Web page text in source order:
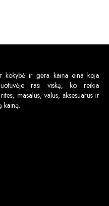
kokybė ir gera kaina eina koja
rasi viską, ko reikia
masalus, valus, aksesuarus ir
kainą.